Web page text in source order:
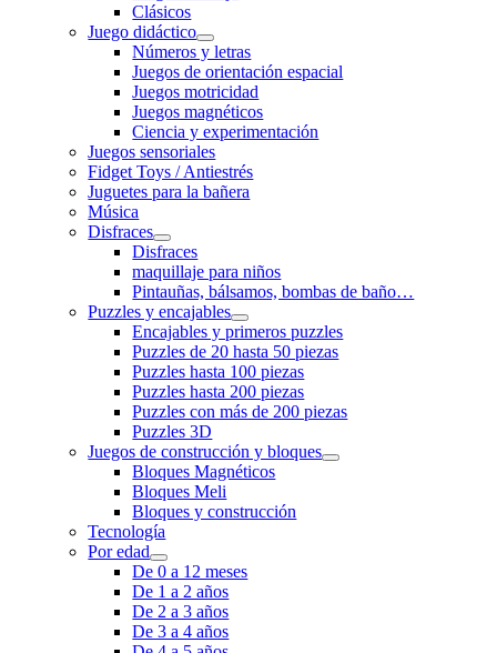
Clásicos
Juego didáctico
Números y letras
Juegos de orientación espacial
Juegos motricidad
Juegos magnéticos
Ciencia y experimentación
Juegos sensoriales
Fidget Toys / Antiestrés
Juguetes para la bañera
Música
Disfraces
Disfraces
maquillaje para niños
Pintauñas, bálsamos, bombas de baño…
Puzzles y encajables
Encajables y primeros puzzles
Puzzles de 20 hasta 50 piezas
Puzzles hasta 100 piezas
Puzzles hasta 200 piezas
Puzzles con más de 200 piezas
Puzzles 3D
Juegos de construcción y bloques
Bloques Magnéticos
Bloques Meli
Bloques y construcción
Tecnología
Por edad
De 0 a 12 meses
De 1 a 2 años
De 2 a 3 años
De 3 a 4 años